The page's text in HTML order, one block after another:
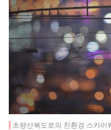
초량산복도로의 친환경 스카이